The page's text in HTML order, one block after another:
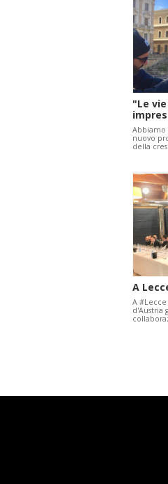
"Le
Abbiamo
nuovo
della
A
A
d'Austria